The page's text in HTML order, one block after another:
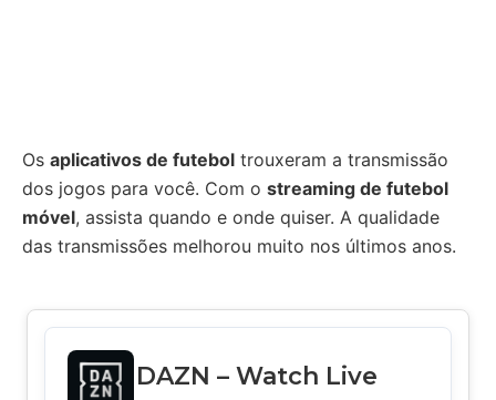
Os aplicativos de futebol trouxeram a transmissão
dos jogos para você. Com o streaming de futebol
móvel, assista quando e onde quiser. A qualidade
das transmissões melhorou muito nos últimos anos.
DAZN – Watch Live